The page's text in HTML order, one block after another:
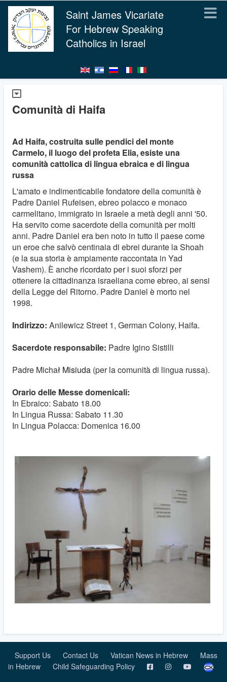
Saint James Vicariate
For Hebrew Speaking
Catholics in Israel
Comunità di Haifa
Ad Haifa, costruita sulle pendici del monte
Carmelo, il luogo del profeta Elia, esiste una
comunità cattolica di lingua ebraica e di lingua
russa
L'amato e indimenticabile fondatore della comunità è
Padre Daniel Rufeisen, ebreo polacco e monaco
carmelitano, immigrato in Israele a metà degli anni '50.
Ha servito come sacerdote della comunità per molti
anni. Padre Daniel era ben noto in tutto il paese come
un eroe che salvò centinaia di ebrei durante la Shoah
(e la sua storia è ampiamente raccontata in Yad
Vashem). È anche ricordato per i suoi sforzi per
ottenere la cittadinanza israeliana come ebreo, ai sensi
della Legge del Ritorno. Padre Daniel è morto nel
1998.
Indirizzo: Anilewicz Street 1, German Colony, Haifa.
Sacerdote responsabile: Padre Igino Sistilli
Padre Michał Misiuda (per la comunità di lingua russa).
Orario delle Messe domenicali:
In Ebraico: Sabato 18.00
In Lingua Russa: Sabato 11.30
In Lingua Polacca: Domenica 16.00
Support Us Contact Us Vatican News in Hebrew
Mass
in Hebrew
Child Safeguarding Policy